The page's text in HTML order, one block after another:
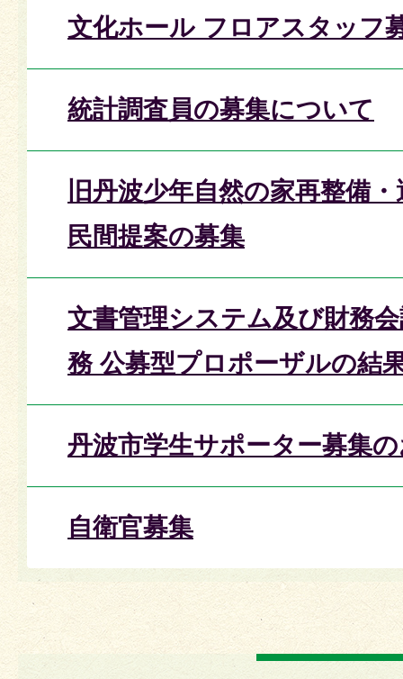
文化ホール フロアスタッフ
統計調査員の募集について
旧丹波少年自然の家再整備
民間提案の募集
文書管理システム及び財務
務 公募型プロポーザルの結
丹波市学生サポーター募集
自衛官募集